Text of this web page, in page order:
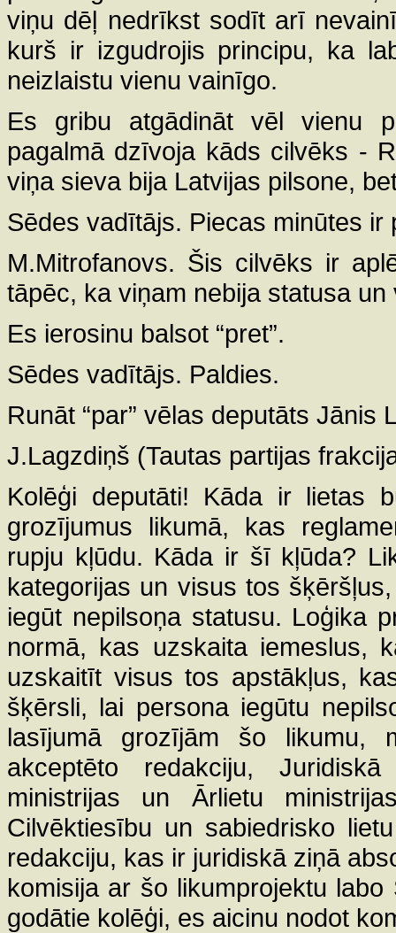
viņu dēļ nedrīkst sodīt arī
kurš ir izgudrojis principu, ka
neizlaistu vienu vainīgo.
Es gribu atgādināt vēl vienu
pagalmā dzīvoja kāds cilvēks -
viņa sieva bija Latvijas pilsone,
Sēdes vadītājs. Piecas minūtes ir
M.Mitrofanovs. Šis cilvēks ir
tāpēc, ka viņam nebija statusa
Es ierosinu balsot “pret”.
Sēdes vadītājs. Paldies.
Runāt “par” vēlas deputāts Jānis
J.Lagzdiņš (Tautas partijas
Kolēģi deputāti! Kāda ir lietas
grozījumus likumā, kas
rupju kļūdu. Kāda ir šī kļūda?
kategorijas un visus tos
iegūt nepilsoņa statusu. Loģika
normā, kas uzskaita iemeslus,
uzskaitīt visus tos apstākļus,
šķērsli, lai persona iegūtu
lasījumā grozījām šo likumu,
akceptēto redakciju,
ministrijas un Ārlietu
Cilvēktiesību un sabiedrisko
redakciju, kas ir juridiskā ziņā
komisija ar šo likumprojektu
godātie kolēģi, es aicinu nodot